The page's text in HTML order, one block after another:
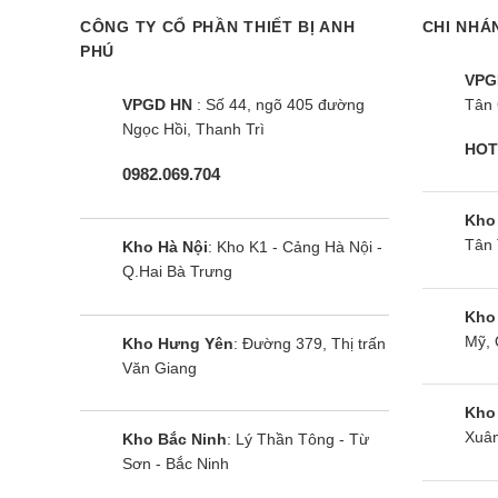
Thời gian bảo hành điều hòa Panasonic chính
Đến nay, ngoài phiếu bảo hành giấy kèm theo
kích hoạt bảo hành điện từ ngay khi nhận máy
thời gian bảo hành cho sản phẩm cũng như
Điều hòa Panasonic chính hãng được bảo
ủy quyền, đặc biệt có 9 đội phản ứng nhanh
hòa gặp sự cố thì kỹ thuật viên của Panasonic
Hãy mua điều hòa Panasonic 18000 BTU 1
Công ty Bảo Minh(Bán Hàng Tại Kho) – Tổng
CÔNG TY CỔ PHẦN THIẾT BỊ ANH
PHÚ
VPGD HN : Số 44, ngõ 405 đường
Ngọc Hồi, Thanh Trì
0982.069.704
Kho Hà Nội: Kho K1 - Cảng Hà Nội -
Q.Hai Bà Trưng
Kho Hưng Yên: Đường 379, Thị trấn
Văn Giang
Kho Bắc Ninh: Lý Thần Tông - Từ
Sơn - Bắc Ninh
CHI
Tân
Kho
Tân
Kho
Mỹ,
Kho